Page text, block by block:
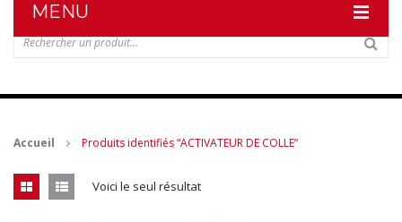
MENU
NOS PRODUITS
MES ACHATS
Accueil Produits identifiés “ACTIVATEUR DE COLLE”
Voici le seul résultat